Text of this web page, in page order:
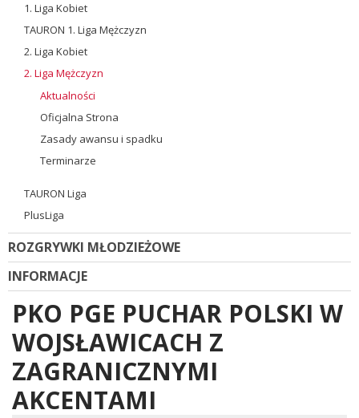
1. Liga Kobiet
TAURON 1. Liga Mężczyzn
2. Liga Kobiet
2. Liga Mężczyzn
Aktualności
Oficjalna Strona
Zasady awansu i spadku
Terminarze
TAURON Liga
PlusLiga
ROZGRYWKI MŁODZIEŻOWE
INFORMACJE
PKO PGE PUCHAR POLSKI W
WOJSŁAWICACH Z
ZAGRANICZNYMI
AKCENTAMI